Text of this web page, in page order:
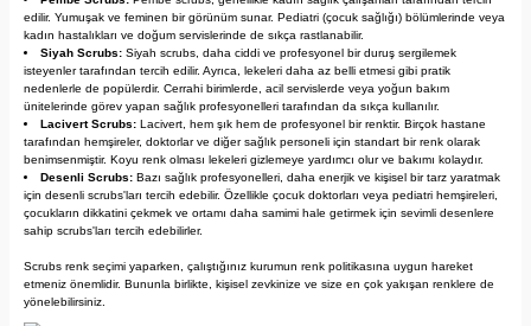
edilir. Yumuşak ve feminen bir görünüm sunar. Pediatri (çocuk sağlığı) bölümlerinde veya
kadın hastalıkları ve doğum servislerinde de sıkça rastlanabilir.
Siyah Scrubs: Siyah scrubs, daha ciddi ve profesyonel bir duruş sergilemek
isteyenler tarafından tercih edilir. Ayrıca, lekeleri daha az belli etmesi gibi pratik
nedenlerle de popülerdir. Cerrahi birimlerde, acil servislerde veya yoğun bakım
ünitelerinde görev yapan sağlık profesyonelleri tarafından da sıkça kullanılır.
Lacivert Scrubs: Lacivert, hem şık hem de profesyonel bir renktir. Birçok hastane
tarafından hemşireler, doktorlar ve diğer sağlık personeli için standart bir renk olarak
benimsenmiştir. Koyu renk olması lekeleri gizlemeye yardımcı olur ve bakımı kolaydır.
Desenli Scrubs: Bazı sağlık profesyonelleri, daha enerjik ve kişisel bir tarz yaratmak
için desenli scrubs'ları tercih edebilir. Özellikle çocuk doktorları veya pediatri hemşireleri,
çocukların dikkatini çekmek ve ortamı daha samimi hale getirmek için sevimli desenlere
sahip scrubs'ları tercih edebilirler.
Scrubs renk seçimi yaparken, çalıştığınız kurumun renk politikasına uygun hareket
etmeniz önemlidir. Bununla birlikte, kişisel zevkinize ve size en çok yakışan renklere de
yönelebilirsiniz.